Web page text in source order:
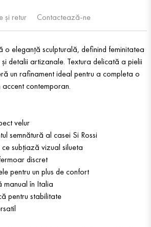
și retur Contactează-ne
o eleganță sculpturală, definind feminitatea
detalii artizanale. Textura delicată a pielii
un rafinament ideal pentru a completa o
contemporan.
velur
semnătură al casei Si Rossi
subțiază vizual silueta
discret
pentru un plus de confort
manual în Italia
pentru stabilitate